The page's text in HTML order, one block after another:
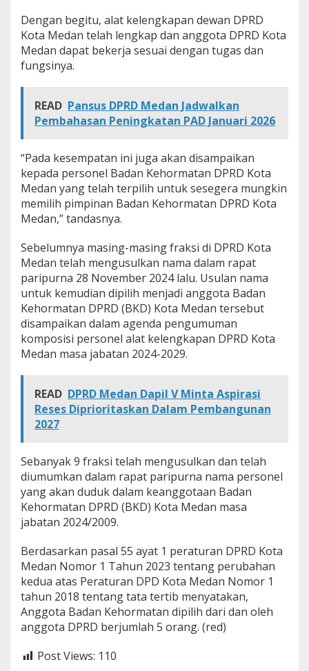
Dengan begitu, alat kelengkapan dewan DPRD
Kota Medan telah lengkap dan anggota DPRD Kota
Medan dapat bekerja sesuai dengan tugas dan
fungsinya.
READ Pansus DPRD Medan Jadwalkan
Pembahasan Peningkatan PAD Januari 2026
“Pada kesempatan ini juga akan disampaikan
kepada personel Badan Kehormatan DPRD Kota
Medan yang telah terpilih untuk sesegera mungkin
memilih pimpinan Badan Kehormatan DPRD Kota
Medan,” tandasnya.
Sebelumnya masing-masing fraksi di DPRD Kota
Medan telah mengusulkan nama dalam rapat
paripurna 28 November 2024 lalu. Usulan nama
untuk kemudian dipilih menjadi anggota Badan
Kehormatan DPRD (BKD) Kota Medan tersebut
disampaikan dalam agenda pengumuman
komposisi personel alat kelengkapan DPRD Kota
Medan masa jabatan 2024-2029.
READ DPRD Medan Dapil V Minta Aspirasi
Reses Diprioritaskan Dalam Pembangunan
2027
Sebanyak 9 fraksi telah mengusulkan dan telah
diumumkan dalam rapat paripurna nama personel
yang akan duduk dalam keanggotaan Badan
Kehormatan DPRD (BKD) Kota Medan masa
jabatan 2024/2009.
Berdasarkan pasal 55 ayat 1 peraturan DPRD Kota
Medan Nomor 1 Tahun 2023 tentang perubahan
kedua atas Peraturan DPD Kota Medan Nomor 1
tahun 2018 tentang tata tertib menyatakan,
Anggota Badan Kehormatan dipilih dari dan oleh
anggota DPRD berjumlah 5 orang. (red)
Post Views: 110